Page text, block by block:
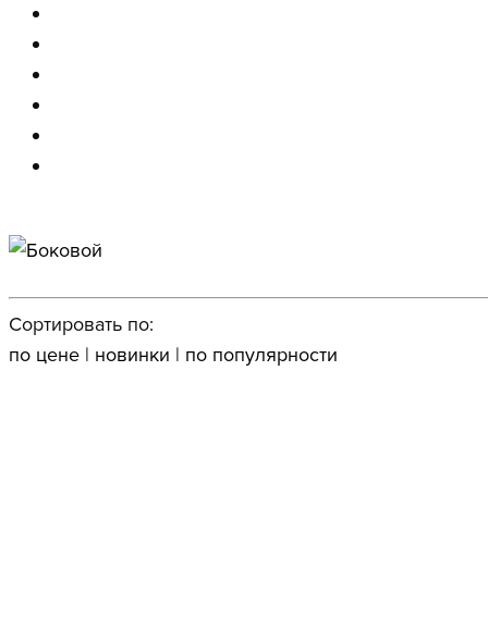
Сортировать по:
по цене | новинки | по популярности